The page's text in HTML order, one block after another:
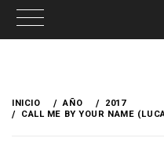
contenido
INICIO AÑO
2017
CALL ME BY YOUR NAME